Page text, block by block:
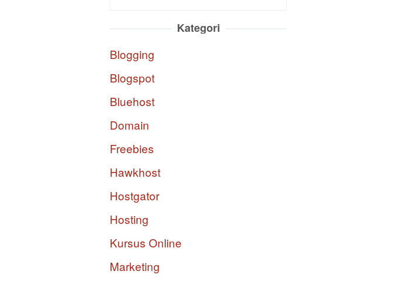
Kategori
Blogging
Blogspot
Bluehost
Domain
Freebies
Hawkhost
Hostgator
Hosting
Kursus Online
Marketing